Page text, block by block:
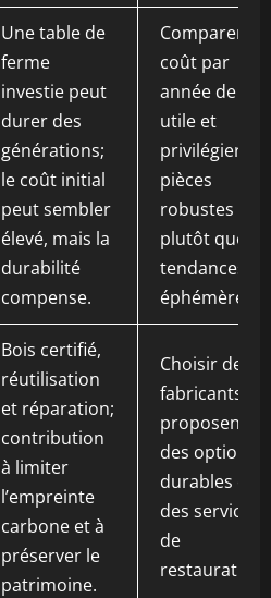
Une table de
ferme
investie peut
durer des
générations;
le coût initial
peut sembler
élevé, mais la
durabilité
compense.
Comparer le
coût par
année de vie
utile et
privilégier les
pièces
robustes
plutôt que
tendances
éphémères.
Bois certifié,
réutilisation
et réparation;
contribution
à limiter
l’empreinte
carbone et à
préserver le
patrimoine.
Choisir des
fabricants
proposent
des options
durables et
des services
de
restauration.